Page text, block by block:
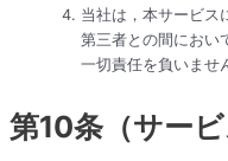
当社は，本サービス
第三者との間におい
一切責任を負いませ
第10条（サービ